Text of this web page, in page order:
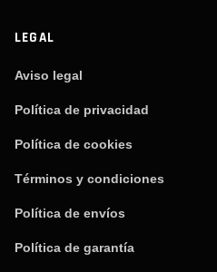
LEGAL
Aviso legal
Política de privacidad
Política de cookies
Términos y condiciones
Política de envíos
Política de garantía